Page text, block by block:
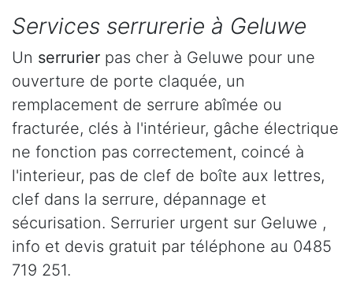
Services serrurerie à Geluwe
Un serrurier pas cher à Geluwe pour une
ouverture de porte claquée, un
remplacement de serrure abîmée ou
fracturée, clés à l'intérieur, gâche électrique
ne fonction pas correctement, coincé à
l'interieur, pas de clef de boîte aux lettres,
clef dans la serrure, dépannage et
sécurisation. Serrurier urgent sur Geluwe ,
info et devis gratuit par téléphone au 0485
719 251.